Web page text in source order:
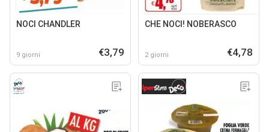
NOCI CHANDLER
9 giorni €3,79
CHE NOCI! NOBERASCO
2 giorni €4,78